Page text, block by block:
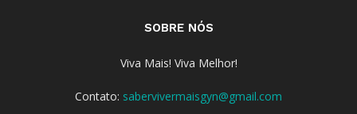
SOBRE NÓS
Viva Mais! Viva Melhor!
Contato: sabervivermaisgyn@gmail.com